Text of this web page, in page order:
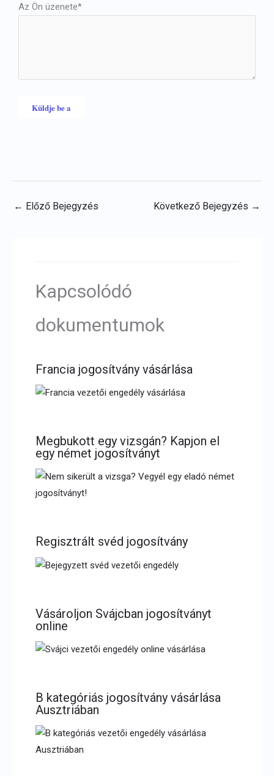
Az Ön üzenete*
← Előző Bejegyzés Következő Bejegyzés →
Kapcsolódó
dokumentumok
Francia jogosítvány vásárlása
Megbukott egy vizsgán? Kapjon el
egy német jogosítványt
Regisztrált svéd jogosítvány
Vásároljon Svájcban jogosítványt
online
B kategóriás jogosítvány vásárlása
Ausztriában